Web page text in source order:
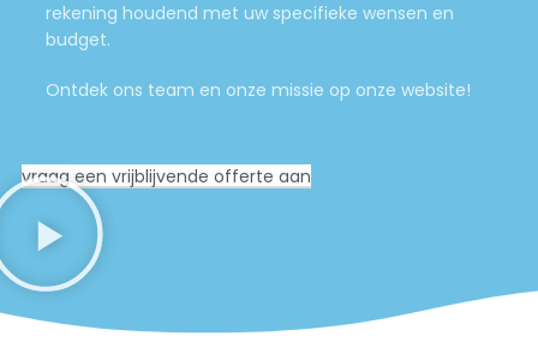
rekening houdend met uw specifieke wensen en
budget.
Ontdek ons team en onze missie op onze website!
vraag een vrijblijvende offerte aan